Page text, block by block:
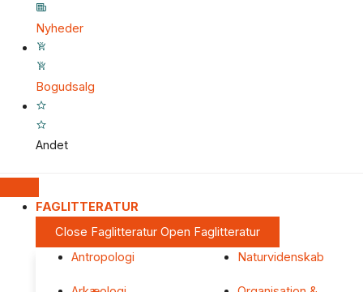
Nyheder
Bogudsalg
Andet
FAGLITTERATUR
Close Faglitteratur Open Faglitteratur
Antropologi
Naturvidenskab